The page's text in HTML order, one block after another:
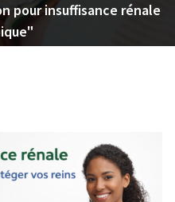
pour insuffisance rénale